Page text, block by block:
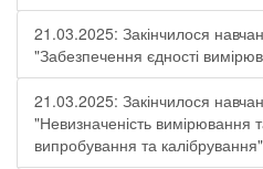
21.03.2025: Закінчилося
"Забезпечення єдності
21.03.2025: Закінчилося
"Невизначеність вимірювання
випробування та калібрування"